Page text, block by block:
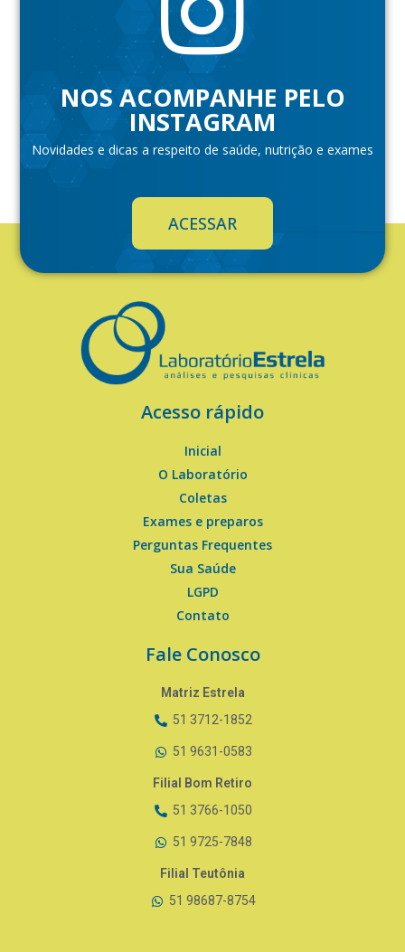
NOS ACOMPANHE PELO
INSTAGRAM
Novidades e dicas a respeito de saúde, nutrição e exames
ACESSAR
Acesso rápido
Inicial
O Laboratório
Coletas
Exames e preparos
Perguntas Frequentes
Sua Saúde
LGPD
Contato
Fale Conosco
Matriz Estrela
51 3712-1852
51 9631-0583
Filial Bom Retiro
51 3766-1050
51 9725-7848
Filial Teutônia
51 98687-8754